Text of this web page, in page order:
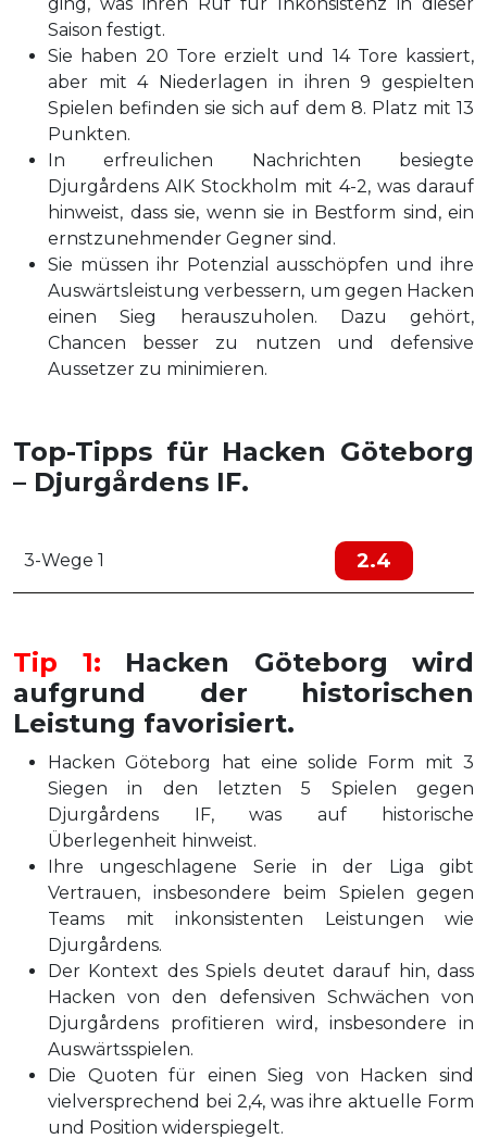
Saison festigt.
Sie haben 20 Tore erzielt und 14 Tore kassiert,
aber mit 4 Niederlagen in ihren 9 gespielten
Spielen befinden sie sich auf dem 8. Platz mit 13
Punkten.
In erfreulichen Nachrichten besiegte
Djurgårdens AIK Stockholm mit 4-2, was darauf
hinweist, dass sie, wenn sie in Bestform sind, ein
ernstzunehmender Gegner sind.
Sie müssen ihr Potenzial ausschöpfen und ihre
Auswärtsleistung verbessern, um gegen Hacken
einen Sieg herauszuholen. Dazu gehört,
Chancen besser zu nutzen und defensive
Aussetzer zu minimieren.
Top-Tipps für Hacken Göteborg
– Djurgårdens IF.
3-Wege 1 2.4
Tip 1: Hacken Göteborg wird
aufgrund der historischen
Leistung favorisiert.
Hacken Göteborg hat eine solide Form mit 3
Siegen in den letzten 5 Spielen gegen
Djurgårdens IF, was auf historische
Überlegenheit hinweist.
Ihre ungeschlagene Serie in der Liga gibt
Vertrauen, insbesondere beim Spielen gegen
Teams mit inkonsistenten Leistungen wie
Djurgårdens.
Der Kontext des Spiels deutet darauf hin, dass
Hacken von den defensiven Schwächen von
Djurgårdens profitieren wird, insbesondere in
Auswärtsspielen.
Die Quoten für einen Sieg von Hacken sind
vielversprechend bei 2,4, was ihre aktuelle Form
und Position widerspiegelt.